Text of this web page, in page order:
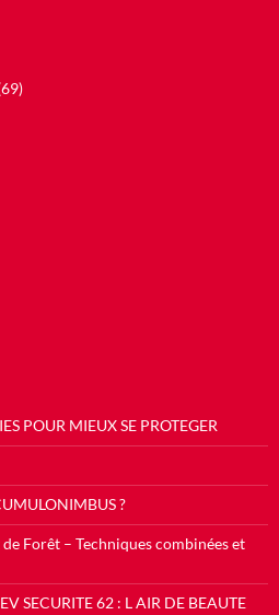
POUR MIEUX SE PROTEGER
?
Forêt – Techniques combinées et
SECURITE 62 : L AIR DE BEAUTE